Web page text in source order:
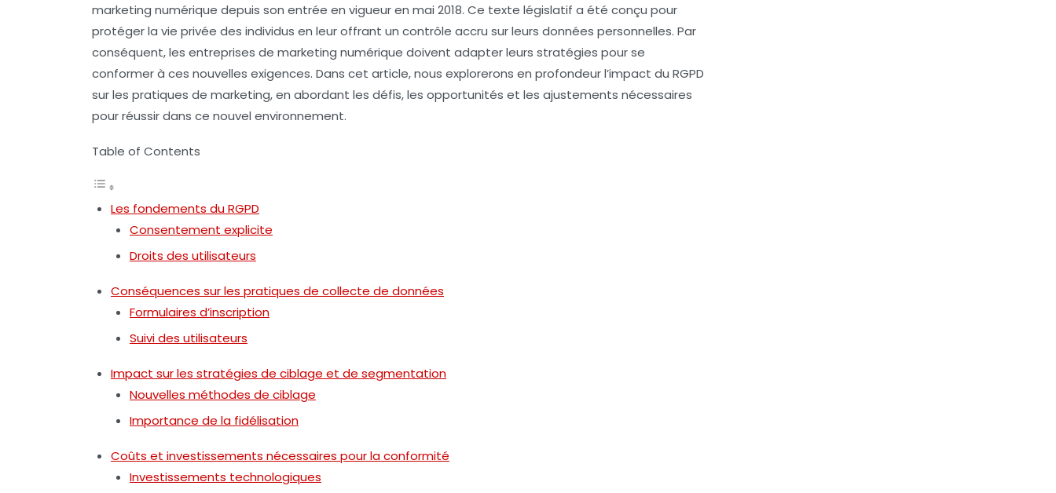
marketing numérique depuis son entrée en vigueur en mai 2018. Ce texte législatif a été conçu pour
protéger la vie privée des individus en leur offrant un contrôle accru sur leurs données personnelles. Par
conséquent, les entreprises de marketing numérique doivent adapter leurs stratégies pour se
conformer à ces nouvelles exigences. Dans cet article, nous explorerons en profondeur l’impact du RGPD
sur les pratiques de marketing, en abordant les défis, les opportunités et les ajustements nécessaires
pour réussir dans ce nouvel environnement.
Table of Contents
Les fondements du RGPD
Consentement explicite
Droits des utilisateurs
Conséquences sur les pratiques de collecte de données
Formulaires d’inscription
Suivi des utilisateurs
Impact sur les stratégies de ciblage et de segmentation
Nouvelles méthodes de ciblage
Importance de la fidélisation
Coûts et investissements nécessaires pour la conformité
Investissements technologiques